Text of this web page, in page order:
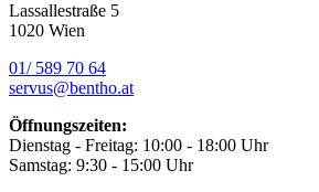
Lassallestraße 5
1020 Wien
01/ 589 70 64
servus@bentho.at
Öffnungszeiten:
Dienstag - Freitag: 10:00 - 18:00 Uhr
Samstag: 9:30 - 15:00 Uhr